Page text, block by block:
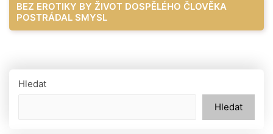
příspěvek
BEZ EROTIKY BY ŽIVOT DOSPĚLÉHO ČLOVĚKA
POSTRÁDAL SMYSL
Hledat
Hledat